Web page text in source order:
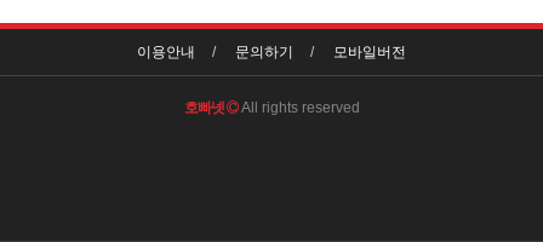
이용안내 문의하기 모바일버전
호빠넷 All rights reserved